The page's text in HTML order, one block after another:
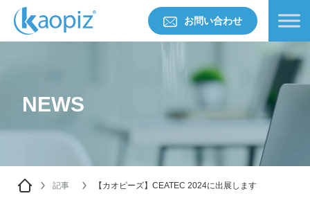
お問い合わせ
NEWS
記事 【カオピーズ】CEATEC 2024に出展します